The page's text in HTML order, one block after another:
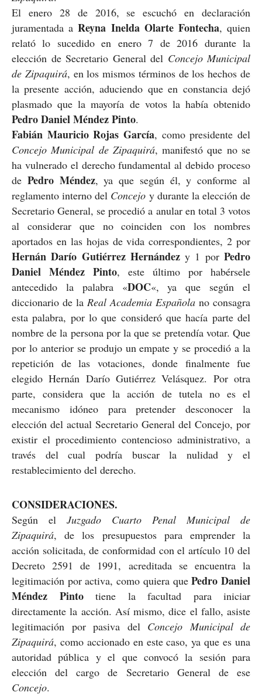
El enero 28 de 2016, se escuchó en declaración
juramentada aReyna Inelda Olarte Fontecha, quien
relató lo sucedido en enero 7 de 2016 durante la
elección de Secretario General del Concejo Municipal
de Zipaquirá, en los mismos términos de los hechos de
la presente acción, aduciendo que en constancia dejó
plasmado que la mayoría de votos la había obtenido
Pedro Daniel Méndez Pinto.
Fabián Mauricio Rojas García, como presidente del
Concejo Municipal de Zipaquirá, manifestó que no se
ha vulnerado el derecho fundamental al debido proceso
de Pedro Méndez, ya que según él, y conforme al
reglamento interno del Concejo y durante la elección de
Secretario General, se procedió a anular en total 3 votos
al considerar que no coinciden con los nombres
aportados en las hojas de vida correspondientes, 2 por
Hernán Darío Gutiérrez Hernándezy 1 porPedro
Daniel Méndez Pinto, este último por habérsele
antecedido la palabra «DOC«, ya que según el
diccionario de la Real Academia Española no consagra
esta palabra, por lo que consideró que hacía parte del
nombre de la persona por la que se pretendía votar. Que
por lo anterior se produjo un empate y se procedió a la
repetición de las votaciones, donde finalmente fue
elegido Hernán Darío Gutiérrez Velásquez. Por otra
parte, considera que la acción de tutela no es el
mecanismo idóneo para pretender desconocer la
elección del actual Secretario General del Concejo, por
existir el procedimiento contencioso administrativo, a
través del cual podría buscar la nulidad y el
restablecimiento del derecho.
CONSIDERACIONES.
Según el Juzgado Cuarto Penal Municipal de
Zipaquirá, de los presupuestos para emprender la
acción solicitada, de conformidad con el artículo 10 del
Decreto 2591 de 1991, acreditada se encuentra la
legitimación por activa, como quiera quePedro Daniel
Méndez Pintotiene la facultad para iniciar
directamente la acción. Así mismo, dice el fallo, asiste
legitimación por pasiva del Concejo Municipal de
Zipaquirá, como accionado en este caso, ya que es una
autoridad pública y el que convocó la sesión para
elección del cargo de Secretario General de ese
Concejo.